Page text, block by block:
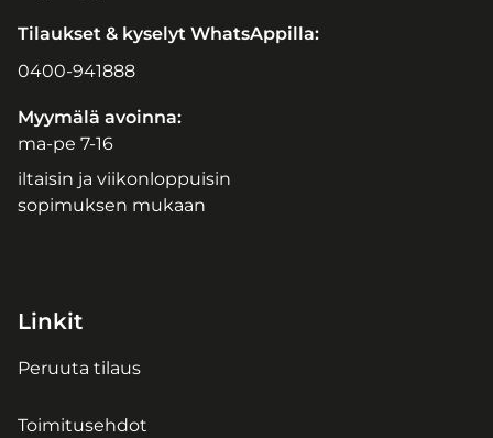
Tilaukset & kyselyt WhatsAppilla:
0400-941888
Myymälä avoinna:
ma-pe 7-16
iltaisin ja viikonloppuisin
sopimuksen mukaan
Linkit
Peruuta tilaus
Toimitusehdot